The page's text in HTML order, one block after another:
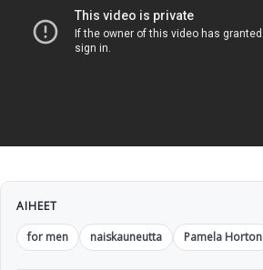
AIHEET
for men
naiskauneutta Pamela Horton